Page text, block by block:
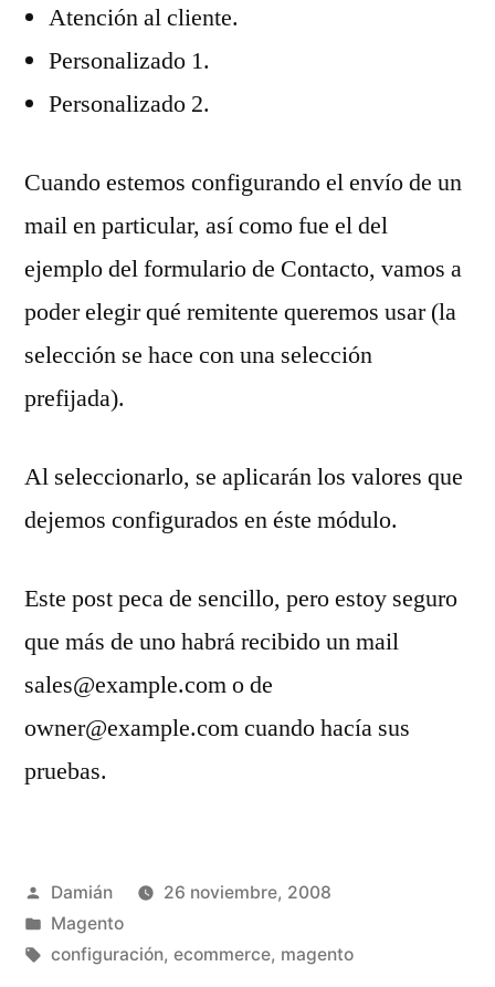
Atención al cliente.
Personalizado 1.
Personalizado 2.
Cuando estemos configurando el envío de un
mail en particular, así como fue el del
ejemplo del formulario de Contacto, vamos a
poder elegir qué remitente queremos usar (la
selección se hace con una selección
prefijada).
Al seleccionarlo, se aplicarán los valores que
dejemos configurados en éste módulo.
Este post peca de sencillo, pero estoy seguro
que más de uno habrá recibido un mail
sales@example.com o de
owner@example.com cuando hacía sus
pruebas.
Publicado
por
Damián
26 noviembre, 2008
Publicado
en
Magento
Etiquetas:
configuración, ecommerce, magento